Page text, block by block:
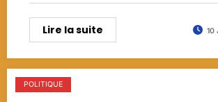
Lire la suite 10
POLITIQUE